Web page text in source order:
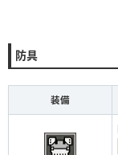
防具
装備